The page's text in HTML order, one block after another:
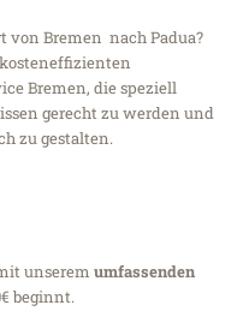
von Bremen nach Padua?
Bremen, die speziell
gerecht zu werden und
zu gestalten.
unserem umfassenden
beginnt.